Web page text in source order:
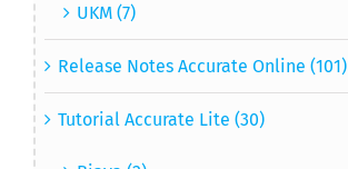
UKM (7)
Release Notes Accurate Online (101)
Tutorial Accurate Lite (30)